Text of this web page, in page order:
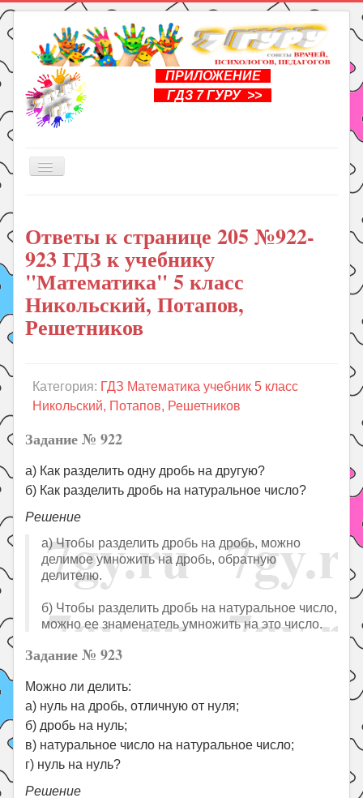
ПРИЛОЖЕНИЕ
ГДЗ 7 ГУРУ >>
Включить/
Книги
Рукоделие
Подготовка к школе
Уроки
Психология
Ответы к странице 205 №922-
923 ГДЗ к учебнику
"Математика" 5 класс
Никольский, Потапов,
Решетников
Категория: ГДЗ Математика учебник 5 класс
Никольский, Потапов, Решетников
Задание № 922
а) Как разделить одну дробь на другую?
б) Как разделить дробь на натуральное число?
Решение
а) Чтобы разделить дробь на дробь, можно
делимое умножить на дробь, обратную
делителю.
б) Чтобы разделить дробь на натуральное число,
можно ее знаменатель умножить на это число.
Задание № 923
Можно ли делить:
а) нуль на дробь, отличную от нуля;
б) дробь на нуль;
в) натуральное число на натуральное число;
г) нуль на нуль?
Решение